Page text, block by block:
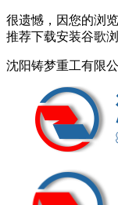
很遗憾，因您的浏
推荐下载安装谷歌浏
沈阳铸梦重工有限